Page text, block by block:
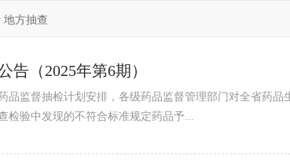
地方抽查
告（2025年第6期）
监督抽检计划安排，各级药品监督管理部门对全省药品
检验中发现的不符合标准规定药品予...